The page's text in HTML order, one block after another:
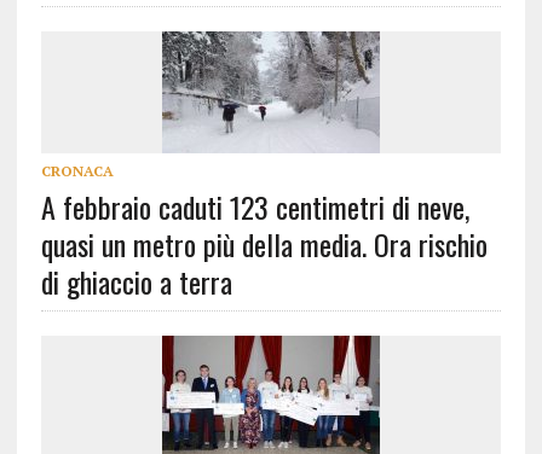
CRONACA
A febbraio caduti 123 centimetri di neve,
quasi un metro più della media. Ora rischio
di ghiaccio a terra